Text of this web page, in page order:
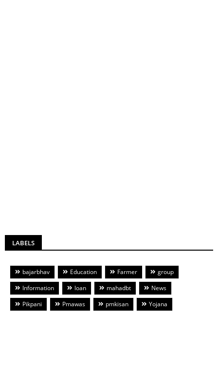
LABELS
bajarbhav Education Farmer
group
Information
loan mahadbt
News
Pikpani
Pmawas pmkisan Yojana